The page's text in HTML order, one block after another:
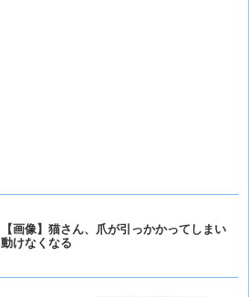
【画像】猫さん、爪が引っかかってしまい
動けなくなる